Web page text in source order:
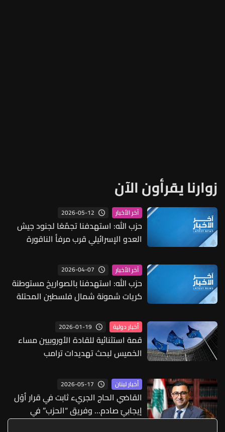
زوارنا يقرأون الآن
آخر الأخبار 2026-05-12
حزب الله: استهدفنا تجمّعًا لجنود جيش
العدو الإسرائيلي قرب مرفأ الناقورة
دفعتين
آخر الأخبار 2026-04-07
حزب الله: استهدفنا بالصواريخ مستوطنة
كريات شمونة شمال فلسطين المحتلة
أخبار دولية 2026-01-19
قمة استثنائية للقادة الأوروبيين مساء
الخميس لبحث تهديدات ترامب
أخبار لبنان 2026-05-17
القاضي الحاج الجريء ثابت في قرار أوّل
إيجابيّ صادم… وفريق “الحزب” في
سياسته المعتادة: تخوينات واتهمات